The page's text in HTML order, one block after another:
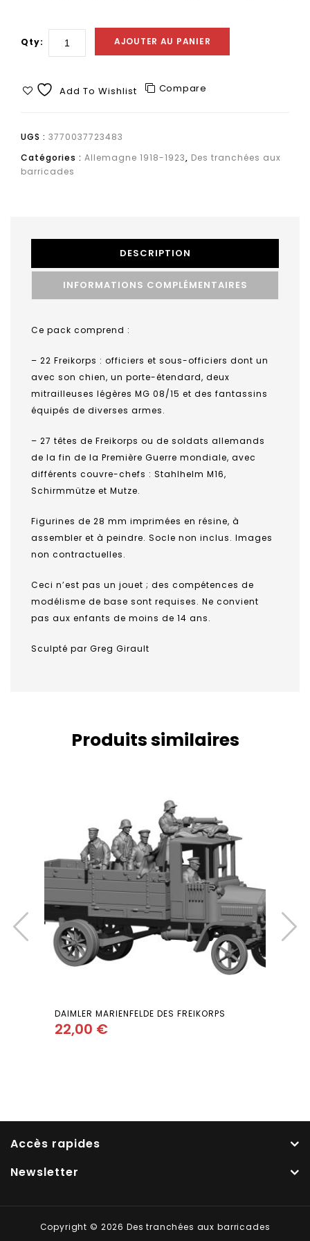
Qty: AJOUTER AU PANIER
Add To Wishlist Compare
UGS : 3770037723483
Catégories : Allemagne 1918-1923, Des tranchées aux
barricades
DESCRIPTION
INFORMATIONS COMPLÉMENTAIRES
Ce pack comprend :
– 22 Freikorps : officiers et sous-officiers dont un
avec son chien, un porte-étendard, deux
mitrailleuses légères MG 08/15 et des fantassins
équipés de diverses armes.
– 27 têtes de Freikorps ou de soldats allemands
de la fin de la Première Guerre mondiale, avec
différents couvre-chefs : Stahlhelm M16,
Schirmmütze et Mutze.
Figurines de 28 mm imprimées en résine, à
assembler et à peindre. Socle non inclus. Images
non contractuelles.
Ceci n’est pas un jouet ; des compétences de
modélisme de base sont requises. Ne convient
pas aux enfants de moins de 14 ans.
Sculpté par Greg Girault
Produits similaires
DAIMLER MARIENFELDE DES FREIKORPS
22,00 €
Accès rapides
Newsletter
Copyright © 2026 Des tranchées aux barricades